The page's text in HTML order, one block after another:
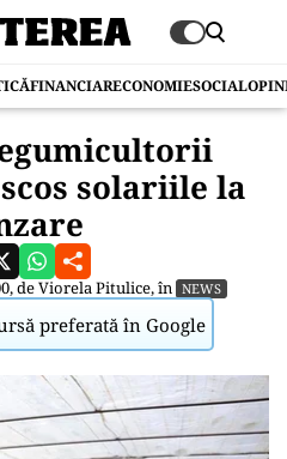
FINANCIARECONOMIESOCIAL
solariile la
deViorela Pitulice, în NEWS
preferată în Google